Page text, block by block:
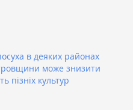
в деяких районах
може знизити
пізніх культур